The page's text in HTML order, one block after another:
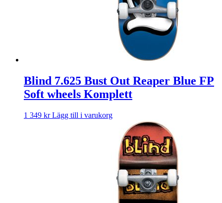
Blind 7.625 Bust Out Reaper Blue FP
Soft wheels Komplett
1 349 kr Lägg till i varukorg